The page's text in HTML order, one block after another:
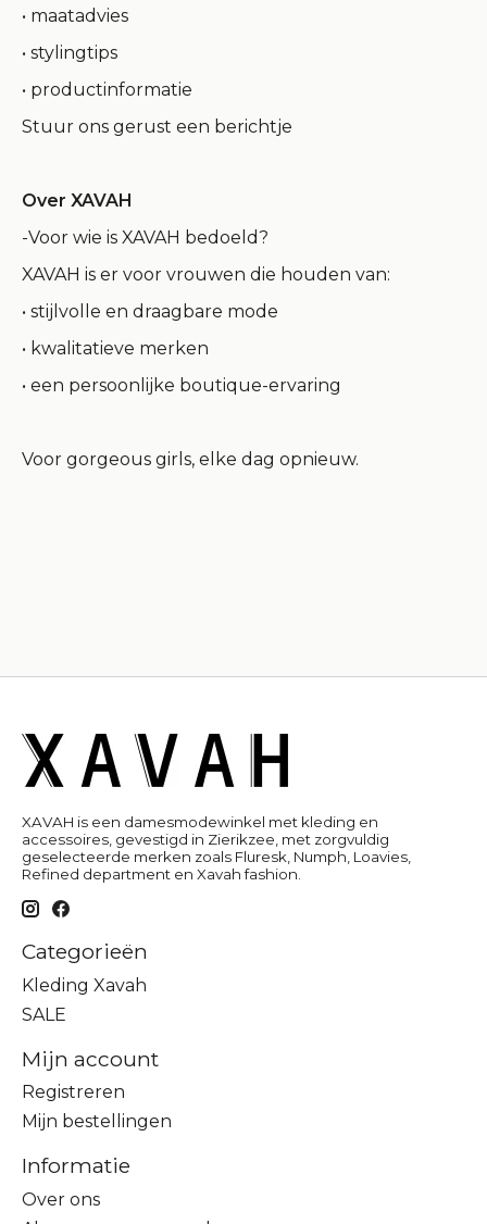
• maatadvies
• stylingtips
• productinformatie
Stuur ons gerust een berichtje
Over XAVAH
-Voor wie is XAVAH bedoeld?
XAVAH is er voor vrouwen die houden van:
• stijlvolle en draagbare mode
• kwalitatieve merken
• een persoonlijke boutique-ervaring
Voor gorgeous girls, elke dag opnieuw.
XAVAH is een damesmodewinkel met kleding en
accessoires, gevestigd in Zierikzee, met zorgvuldig
geselecteerde merken zoals Fluresk, Numph, Loavies,
Refined department en Xavah fashion.
Categorieën
Kleding Xavah
SALE
Mijn account
Registreren
Mijn bestellingen
Informatie
Over ons